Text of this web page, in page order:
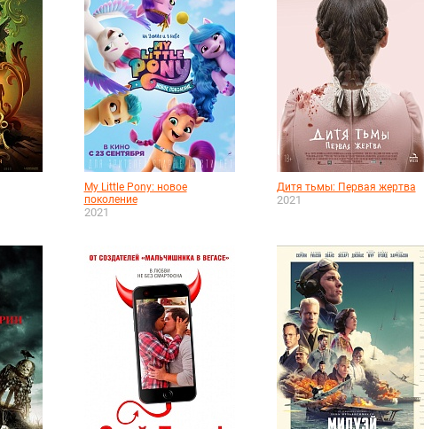
My Little Pony: новое
поколение
2021
Дитя тьмы: Первая жертва
2021